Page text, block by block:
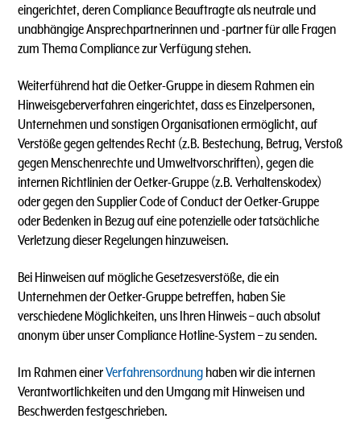
eingerichtet, deren Compliance Beauftragte als neutrale und
unabhängige Ansprechpartnerinnen und -partner für alle Fragen
zum Thema Compliance zur Verfügung stehen.
Weiterführend hat die Oetker-Gruppe in diesem Rahmen ein
Hinweisgeberverfahren eingerichtet, dass es Einzelpersonen,
Unternehmen und sonstigen Organisationen ermöglicht, auf
Verstöße gegen geltendes Recht (z.B. Bestechung, Betrug, Verstoß
gegen Menschenrechte und Umweltvorschriften), gegen die
internen Richtlinien der Oetker-Gruppe (z.B. Verhaltenskodex)
oder gegen den Supplier Code of Conduct der Oetker-Gruppe
oder Bedenken in Bezug auf eine potenzielle oder tatsächliche
Verletzung dieser Regelungen hinzuweisen.
Bei Hinweisen auf mögliche Gesetzesverstöße, die ein
Unternehmen der Oetker-Gruppe betreffen, haben Sie
verschiedene Möglichkeiten, uns Ihren Hinweis – auch absolut
anonym über unser Compliance Hotline-System – zu senden.
Im Rahmen einerVerfahrensordnung haben wir die internen
Verantwortlichkeiten und den Umgang mit Hinweisen und
Beschwerden festgeschrieben.